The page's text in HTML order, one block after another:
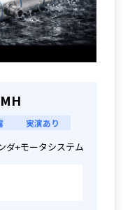
実演あり
ダ+モータシステム